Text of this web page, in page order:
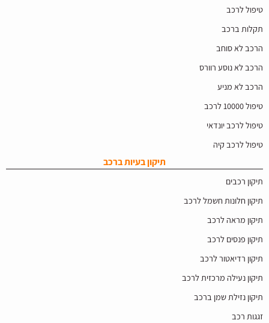
טיפול לרכב
תקלות ברכב
הרכב לא סוחב
הרכב לא נוסע רוורס
הרכב לא מניע
טיפול 10000 לרכב
טיפול לרכב יונדאי
טיפול לרכב קיה
תיקון בעיות ברכב
תיקון רכבים
תיקון חלונות חשמל לרכב
תיקון מראה לרכב
תיקון פנסים לרכב
תיקון רדיאטור לרכב
תיקון נעילה מרכזית לרכב
תיקון נזילת שמן ברכב
זגגות רכב